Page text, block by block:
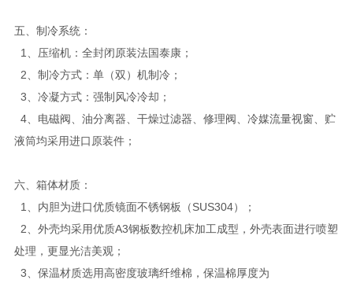
五、制冷系统：
1、压缩机：全封闭原装法国泰康；
2、制冷方式：单（双）机制冷；
3、冷凝方式：强制风冷冷却；
4、电磁阀、油分离器、干燥过滤器、修理阀、冷媒流量视窗、贮
液筒均采用进口原装件；
六、箱体材质：
1、内胆为进口优质镜面不锈钢板（SUS304）；
2、外壳均采用优质A3钢板数控机床加工成型，外壳表面进行喷塑
处理，更显光洁美观；
3、保温材质选用高密度玻璃纤维棉，保温棉厚度为